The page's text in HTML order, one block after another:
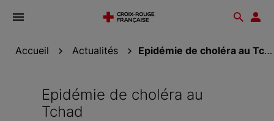
Ouvrir
Accueil Actualités Epidémie de choléra au Tchad
Epidémie de choléra au
Tchad